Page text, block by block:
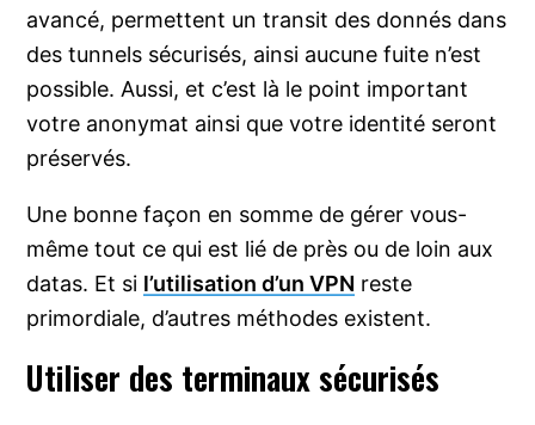
avancé, permettent un transit des donnés dans
des tunnels sécurisés, ainsi aucune fuite n’est
possible. Aussi, et c’est là le point important
votre anonymat ainsi que votre identité seront
préservés.
Une bonne façon en somme de gérer vous-
même tout ce qui est lié de près ou de loin aux
datas. Et si l’utilisation d’un VPN reste
primordiale, d’autres méthodes existent.
Utiliser des terminaux sécurisés